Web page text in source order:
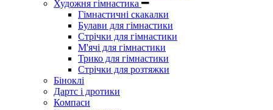
Художня гімнастика
Гімнастичні скакалки
Булави для гімнастики
Стрічки для гімнастики
М'ячі для гімнастики
Трико для гімнастики
Стрічки для розтяжки
Біноклі
Дартс і дротики
Компаси